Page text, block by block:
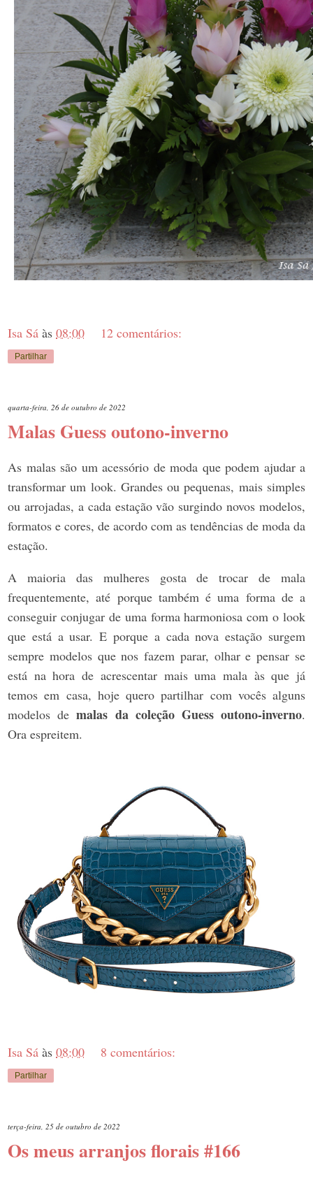
Isa Sá às 08:00 12 comentários:
Partilhar
quarta-feira, 26 de outubro de 2022
Malas Guess outono-inverno
As malas são um acessório de moda que podem ajudar a
transformar um look. Grandes ou pequenas, mais simples
ou arrojadas, a cada estação vão surgindo novos modelos,
formatos e cores, de acordo com as tendências de moda da
estação.
A maioria das mulheres gosta de trocar de mala
frequentemente, até porque também é uma forma de a
conseguir conjugar de uma forma harmoniosa com o look
que está a usar. E porque a cada nova estação surgem
sempre modelos que nos fazem parar, olhar e pensar se
está na hora de acrescentar mais uma mala às que já
temos em casa, hoje quero partilhar com vocês alguns
modelos de malas da coleção Guess outono-inverno.
Ora espreitem.
Isa Sá às 08:00 8 comentários:
Partilhar
terça-feira, 25 de outubro de 2022
Os meus arranjos florais #166